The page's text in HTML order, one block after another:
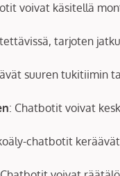
voivat käsitellä
tarjoten
suuren tukitiimin
: Chatbotit voivat
chatbotit